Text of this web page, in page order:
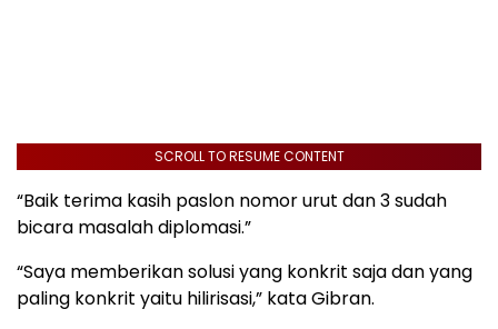
SCROLL TO RESUME CONTENT
“Baik terima kasih paslon nomor urut dan 3 sudah
bicara masalah diplomasi.”
“Saya memberikan solusi yang konkrit saja dan yang
paling konkrit yaitu hilirisasi,” kata Gibran.